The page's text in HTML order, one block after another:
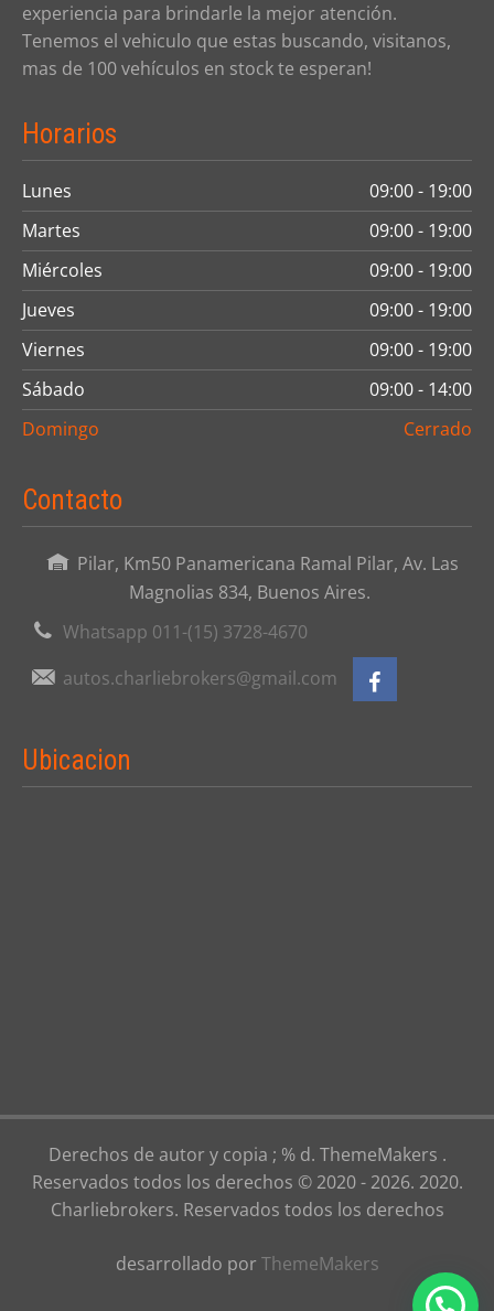
experiencia para brindarle la mejor atención.
Tenemos el vehiculo que estas buscando, visitanos,
mas de 100 vehículos en stock te esperan!
Horarios
Lunes
09:00 - 19:00
Martes
09:00 - 19:00
Miércoles
09:00 - 19:00
Jueves
09:00 - 19:00
Viernes
09:00 - 19:00
Sábado
09:00 - 14:00
Domingo
Cerrado
Contacto
Pilar, Km50 Panamericana Ramal Pilar, Av. Las
Magnolias 834, Buenos Aires.
Whatsapp 011-(15) 3728-4670
autos.charliebrokers@gmail.com
Ubicacion
Derechos de autor y copia ; % d. ThemeMakers .
Reservados todos los derechos © 2020 - 2026. 2020.
Charliebrokers. Reservados todos los derechos
desarrollado por ThemeMakers